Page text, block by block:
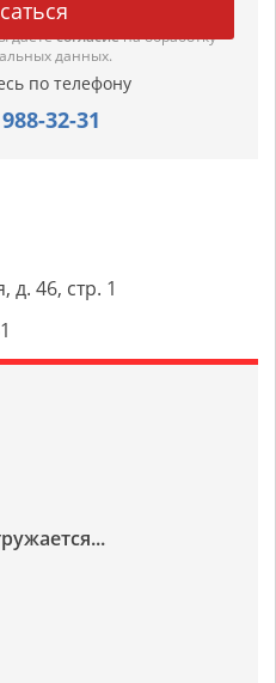
даетесогласиена обработку
данных.
по телефону
32-31
46, стр. 1